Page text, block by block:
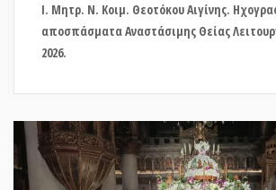
Ι. Μητρ. Ν. Κοιμ. Θεοτόκου Αιγίνης.
αποσπάσματα Αναστάσιμης Θείας
2026.